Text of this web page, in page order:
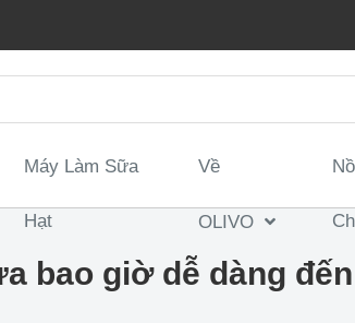
Máy Làm Sữa
Hạt
Về
OLIVO
bao giờ dễ dàng